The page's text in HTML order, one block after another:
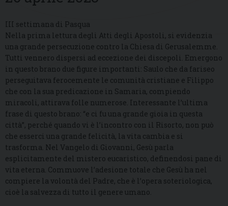
III settimana di Pasqua
Nella prima lettura degli Atti degli Apostoli, si evidenzia
una grande persecuzione contro la Chiesa di Gerusalemme.
Tutti vennero dispersi ad eccezione dei discepoli. Emergono
in questo brano due figure importanti: Saulo che da fariseo
perseguitava ferocemente le comunità cristiane e Filippo
che con la sua predicazione in Samaria, compiendo
miracoli, attirava folle numerose. Interessante l’ultima
frase di questo brano: “e ci fu una grande gioia in questa
città”, perché quando vi è l’incontro con il Risorto, non può
che esserci una grande felicità, la vita cambia e si
trasforma. Nel Vangelo di Giovanni, Gesù parla
esplicitamente del mistero eucaristico, definendosi pane di
vita eterna. Commuove l’adesione totale che Gesù ha nel
compiere la volontà del Padre, che è l’opera soteriologica,
cioè la salvezza di tutto il genere umano.